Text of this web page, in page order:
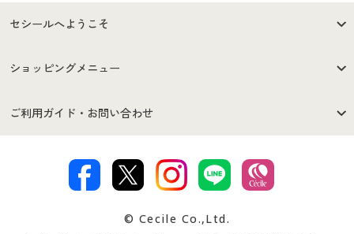
セシールへようこそ
はじめての方へ
セシールご利用規約
著作権・商標について 会社案内
ショッピングメニュー
商品カテゴリ
ご利用ガイド・お問い合わせ
交換・返品は お支払は
© Cecile Co.,Ltd.